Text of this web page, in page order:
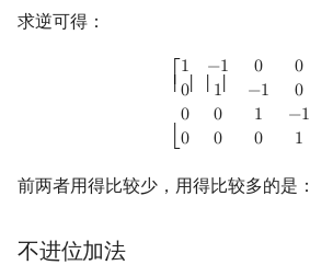
求逆可得：
⎡⎢ ⎢ ⎢ ⎢
⎣
1 −1 0
0
0
1 −1
0
0
0 1 −1
0
0 0 1
10 01− 00 00
前两者用得比较少，用得比较多的是：
不进位加法